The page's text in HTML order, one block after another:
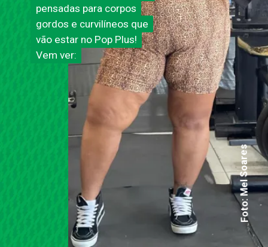
Foto: Mel Soares
pensadas para corpos
gordos e curvilíneos que
vão estar no Pop Plus!
Vem ver:
pensadas para corpos
gordos e curvilíneos que
vão estar no Pop Plus!
Vem ver: